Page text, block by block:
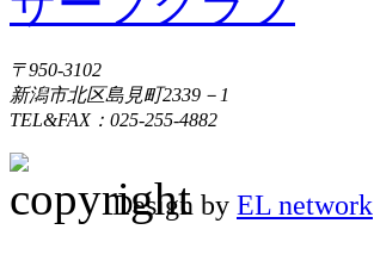
〒950-3102
新潟市北区島見町2339－1
TEL&FAX：025-255-4882
Design by EL network